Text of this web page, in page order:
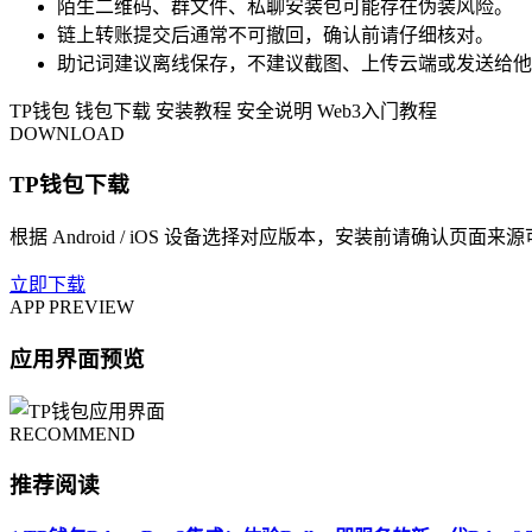
陌生二维码、群文件、私聊安装包可能存在伪装风险。
链上转账提交后通常不可撤回，确认前请仔细核对。
助记词建议离线保存，不建议截图、上传云端或发送给他
TP钱包 钱包下载 安装教程 安全说明 Web3入门教程
DOWNLOAD
TP钱包下载
根据 Android / iOS 设备选择对应版本，安装前请确认页面来源
立即下载
APP PREVIEW
应用界面预览
RECOMMEND
推荐阅读